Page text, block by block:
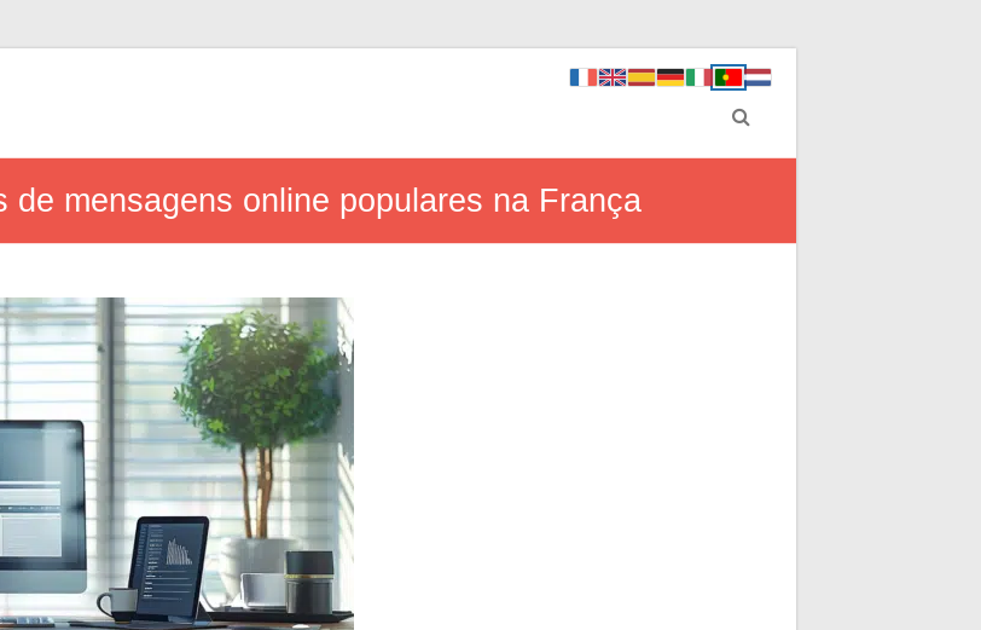
de mensagens online populares na França